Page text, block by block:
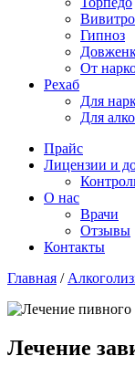
Гипноз
От
Рехаб
Для
Для
Прайс
Лицензии и
О нас
Врачи
Отзывы
Контакты
Главная /
Лечение